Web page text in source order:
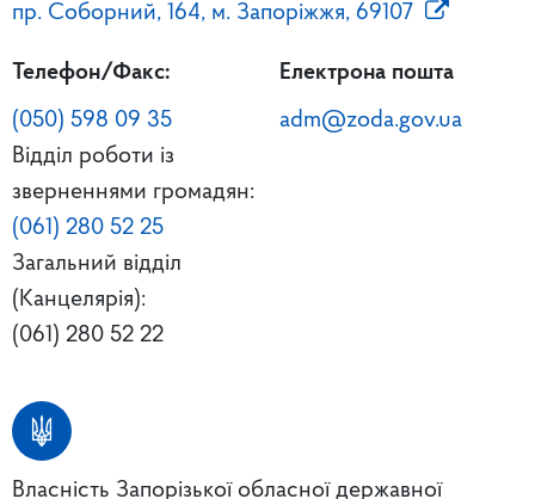
пр. Соборний, 164, м. Запоріжжя, 69107
Телефон/Факс:
(050) 598 09 35
Відділ роботи із
зверненнями громадян:
(061) 280 52 25
Загальний відділ
(Канцелярія):
(061) 280 52 22
Електрона пошта
adm@zoda.gov.ua
Власність Запорізької обласної державної